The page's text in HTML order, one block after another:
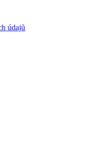
údajů